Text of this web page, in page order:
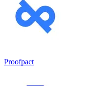
Proofpact